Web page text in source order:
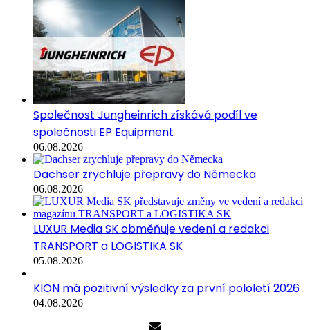
Společnost Jungheinrich získává podíl ve
společnosti EP Equipment
06.08.2026
Dachser zrychluje přepravy do Německa
06.08.2026
LUXUR Media SK obměňuje vedení a redakci
TRANSPORT a LOGISTIKA SK
05.08.2026
KION má pozitivní výsledky za první pololetí 2026
04.08.2026